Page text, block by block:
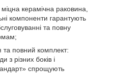
міцна керамічна раковина,
компоненти гарантують
та повну
та повний комплект:
з різних боків і
спрощують